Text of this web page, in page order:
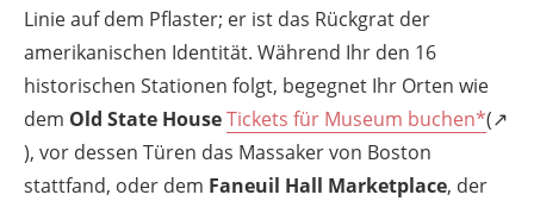
Linie auf dem Pflaster; er ist das Rückgrat der
amerikanischen Identität. Während Ihr den 16
historischen Stationen folgt, begegnet Ihr Orten wie
dem Old State HouseTickets für Museum buchen*(↗
), vor dessen Türen das Massaker von Boston
stattfand, oder dem Faneuil Hall Marketplace, der